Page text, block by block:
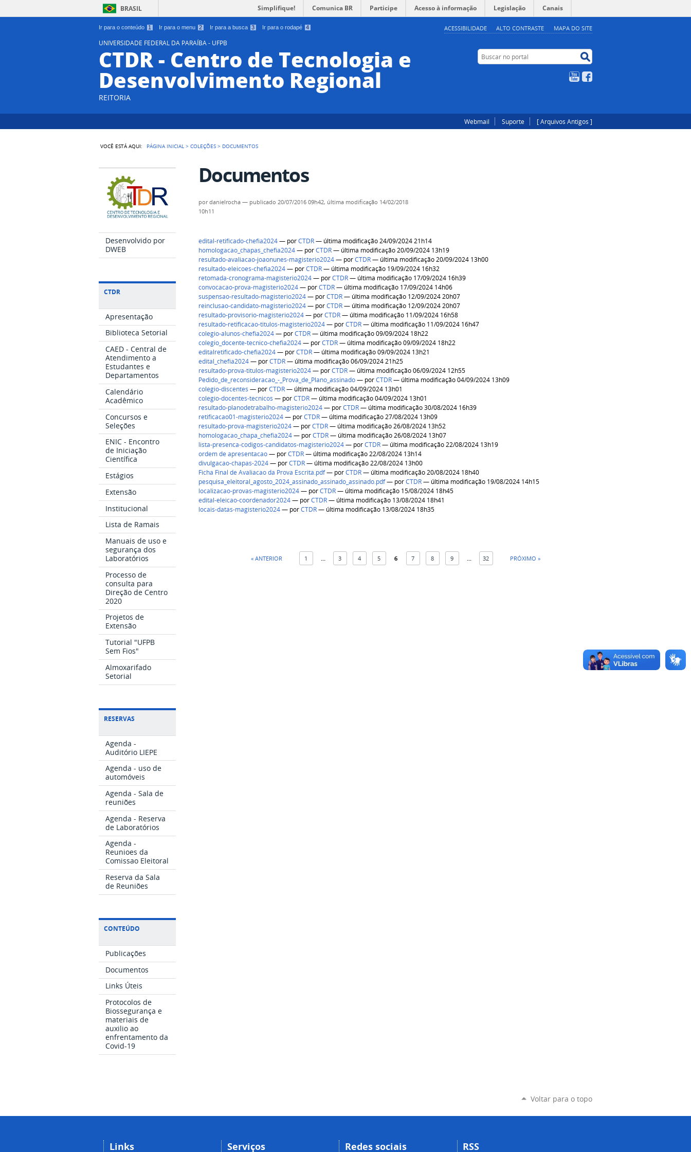
Ir para o conteúdo 1 Ir para o menu 2 Ir para a busca 3 Ir para o rodapé 4 ACESSIBILIDADE ALTO CONTRASTE MAPA DO SITE
BRASIL Simplifique! Comunica BR Participe Acesso à informação Legislação Canais
UNIVERSIDADE FEDERAL DA PARAÍBA - UFPB
CTDR - Centro de Tecnologia e
Desenvolvimento Regional
REITORIA
Buscar no portal
YouTube
Webmail Suporte [ Arquivos Antigos ]
VOCÊ ESTÁ AQUI: PÁGINA INICIAL >COLEÇÕES > DOCUMENTOS
Desenvolvido por
DWEB
CTDR
Apresentação
Biblioteca Setorial
CAED - Central de
Atendimento a
Estudantes e
Departamentos
Calendário
Acadêmico
Concursos e
Seleções
ENIC - Encontro
de Iniciação
Científica
Estágios
Extensão
Institucional
Lista de Ramais
Manuais de uso e
segurança dos
Laboratórios
Processo de
consulta para
Direção de Centro
2020
Projetos de
Extensão
Tutorial "UFPB
Sem Fios"
Almoxarifado
Setorial
RESERVAS
Agenda -
Auditório LIEPE
Agenda - uso de
automóveis
Agenda - Sala de
reuniões
Agenda - Reserva
de Laboratórios
Agenda -
Reunioes da
Comissao Eleitoral
Reserva da Sala
de Reuniões
CONTEÚDO
Publicações
Documentos
Links Úteis
Protocolos de
Biossegurança e
materiais de
auxilio ao
enfrentamento da
Covid-19
Documentos
pordanielrocha — publicado 20/07/2016 09h42, última modificação 14/02/2018
10h11
edital-retificado-chefia2024— porCTDR— última modificação 24/09/2024 21h14
homologacao_chapas_chefia2024— porCTDR— última modificação 20/09/2024 13h19
resultado-avaliacao-joaonunes-magisterio2024— porCTDR— última modificação 20/09/2024 13h00
resultado-eleicoes-chefia2024— porCTDR— última modificação 19/09/2024 16h32
retomada-cronograma-magisterio2024— porCTDR— última modificação 17/09/2024 16h39
convocacao-prova-magisterio2024— porCTDR— última modificação 17/09/2024 14h06
suspensao-resultado-magisterio2024— porCTDR— última modificação 12/09/2024 20h07
reinclusao-candidato-magisterio2024— porCTDR— última modificação 12/09/2024 20h07
resultado-provisorio-magisterio2024— porCTDR— última modificação 11/09/2024 16h58
resultado-retificacao-titulos-magisterio2024— porCTDR— última modificação 11/09/2024 16h47
colegio-alunos-chefia2024— porCTDR— última modificação 09/09/2024 18h22
colegio_docente-tecnico-chefia2024— porCTDR— última modificação 09/09/2024 18h22
editalretificado-chefia2024— porCTDR— última modificação 09/09/2024 13h21
edital_chefia2024— porCTDR— última modificação 06/09/2024 21h25
resultado-prova-titulos-magisterio2024— porCTDR— última modificação 06/09/2024 12h55
Pedido_de_reconsideracao_-_Prova_de_Plano_assinado— porCTDR— última modificação 04/09/2024 13h09
colegio-discentes — porCTDR— última modificação 04/09/2024 13h01
colegio-docentes-tecnicos — porCTDR— última modificação 04/09/2024 13h01
resultado-planodetrabalho-magisterio2024— porCTDR— última modificação 30/08/2024 16h39
retificacao01-magisterio2024— porCTDR— última modificação 27/08/2024 13h09
resultado-prova-magisterio2024— porCTDR— última modificação 26/08/2024 13h52
homologacao_chapa_chefia2024— porCTDR— última modificação 26/08/2024 13h07
lista-presenca-codigos-candidatos-magisterio2024— porCTDR— última modificação 22/08/2024 13h19
ordem de apresentacao— porCTDR— última modificação 22/08/2024 13h14
divulgacao-chapas-2024— porCTDR— última modificação 22/08/2024 13h00
Ficha Final de Avaliacao da Prova Escrita.pdf— porCTDR— última modificação 20/08/2024 18h40
pesquisa_eleitoral_agosto_2024_assinado_assinado_assinado.pdf— porCTDR— última modificação 19/08/2024 14h15
localizacao-provas-magisterio2024— porCTDR— última modificação 15/08/2024 18h45
edital-eleicao-coordenador2024— porCTDR— última modificação 13/08/2024 18h41
locais-datas-magisterio2024— porCTDR— última modificação 13/08/2024 18h35
« ANTERIOR 1 3 4 5 6 7 8 9 32 PRÓXIMO »
Voltar para o topo
Links Serviços Redes sociais RSS